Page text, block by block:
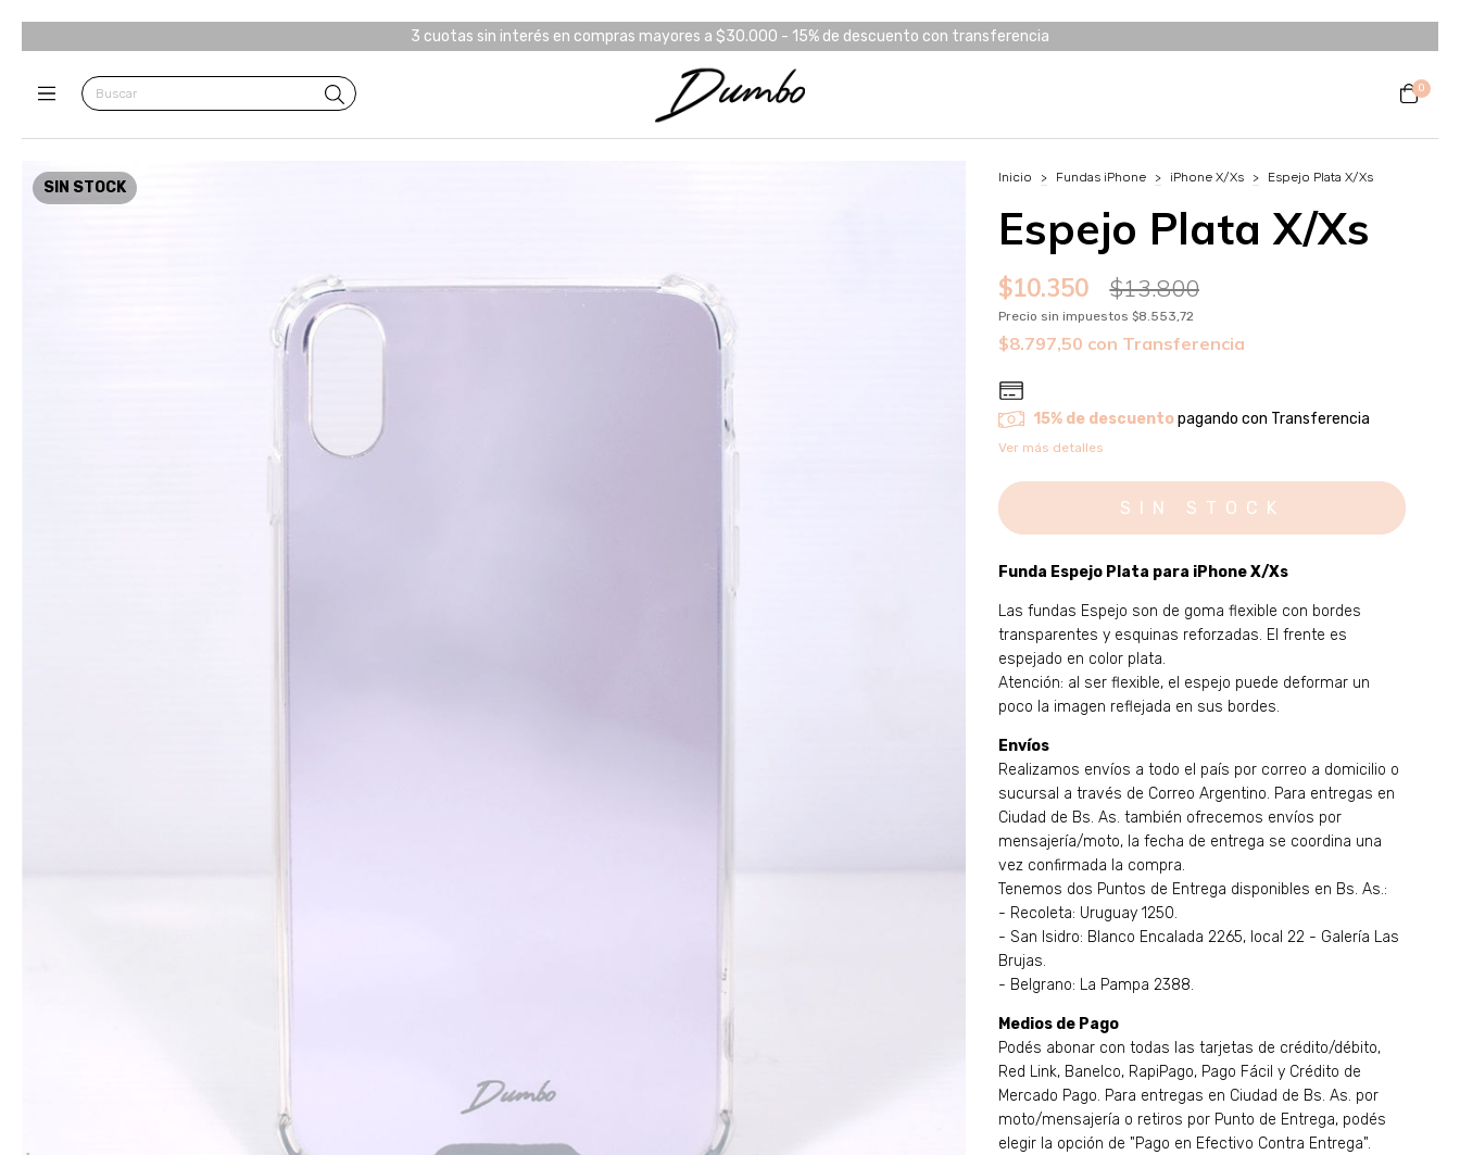
3 cuotas sin interés en compras mayores a $30.000 - 15% de descuento con transferencia
0
SIN STOCK
Inicio > Fundas iPhone > iPhone X/Xs > Espejo Plata X/Xs
Espejo Plata X/Xs
$10.350 $13.800
Precio sin impuestos$8.553,72
$8.797,50 con Transferencia
15% de descuentopagando con Transferencia
Ver más detalles
Funda Espejo Plata para iPhoneX/Xs
Las fundas Espejo son de goma flexible con bordes
transparentes y esquinas reforzadas. El frente es
espejado en color plata.
Atención: al ser flexible, el espejo puede deformar un
poco la imagen reflejada en sus bordes.
Envíos
Realizamos envíos a todo el país por correo a domicilio o
sucursal a través de Correo Argentino. Para entregas en
Ciudad de Bs. As. también ofrecemos envíos por
mensajería/moto, la fecha de entrega se coordina una
vez confirmada la compra.
Tenemos dos Puntos de Entrega disponibles en Bs. As.:
- Recoleta: Uruguay 1250.
- San Isidro: Blanco Encalada 2265, local 22 - Galería Las
Brujas.
- Belgrano: La Pampa 2388.
Medios de Pago
Podés abonar con todas las tarjetas de crédito/débito,
Red Link, Banelco, RapiPago, Pago Fácil y Crédito de
Mercado Pago. Para entregas en Ciudad de Bs. As. por
moto/mensajería o retiros por Punto de Entrega, podés
elegir la opción de "Pago en Efectivo Contra Entrega".